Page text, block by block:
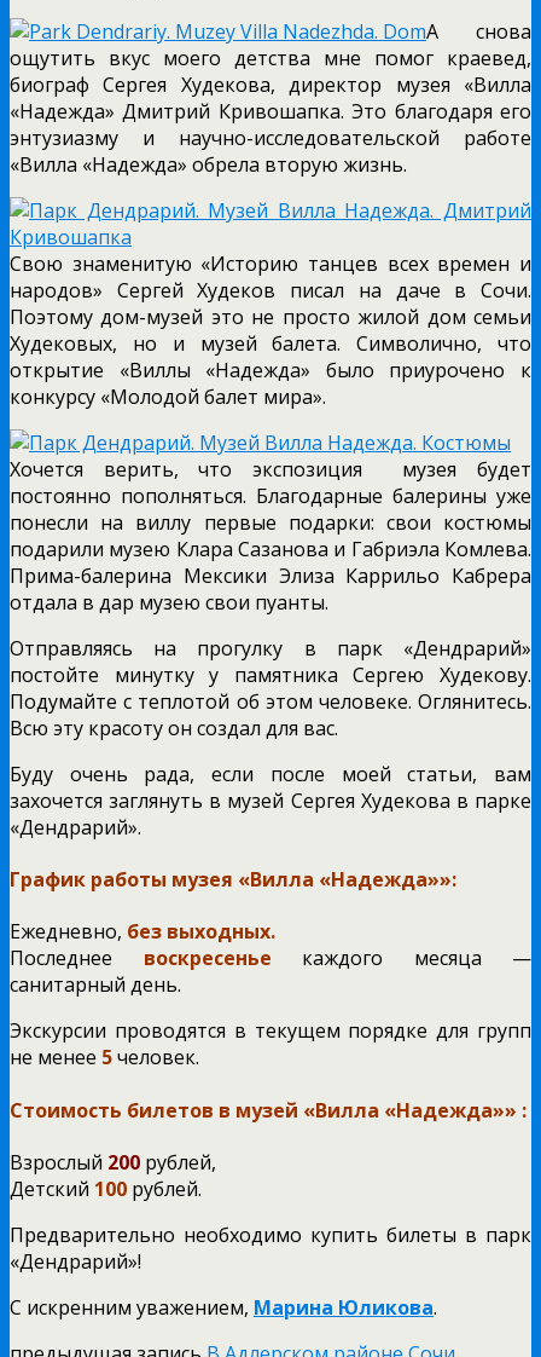
А снова
ощутить вкус моего детства мне помог краевед,
биограф Сергея Худекова, директор музея «Вилла
«Надежда» Дмитрий Кривошапка. Это благодаря его
энтузиазму и научно-исследовательской работе
«Вилла «Надежда» обрела вторую жизнь.
Свою знаменитую «Историю танцев всех времен и
народов» Сергей Худеков писал на даче в Сочи.
Поэтому дом-музей это не просто жилой дом семьи
Худековых, но и музей балета. Символично, что
открытие «Виллы «Надежда» было приурочено к
конкурсу «Молодой балет мира».
Хочется верить, что экспозиция
музея будет
постоянно пополняться. Благодарные балерины уже
понесли на виллу первые подарки: свои костюмы
подарили музею Клара Сазанова и Габриэла Комлева.
Прима-балерина Мексики Элиза Каррильо Кабрера
отдала в дар музею свои пуанты.
Отправляясь на прогулку в парк «Дендрарий»
постойте минутку у памятника Сергею Худекову.
Подумайте с теплотой об этом человеке. Оглянитесь.
Всю эту красоту он создал для вас.
Буду очень рада, если после моей статьи, вам
захочется заглянуть в музей Сергея Худекова в парке
«Дендрарий».
График работы музея «Вилла «Надежда»»:
Ежедневно, без выходных.
Последнее воскресенье каждого месяца —
санитарный день.
Экскурсии проводятся в текущем порядке для групп
не менее 5человек.
Стоимость билетов в музей «Вилла «Надежда»» :
Взрослый 200 рублей,
Детский 100 рублей.
Предварительно необходимо купить билеты в парк
«Дендрарий»!
С искренним уважением, Марина Юликова.